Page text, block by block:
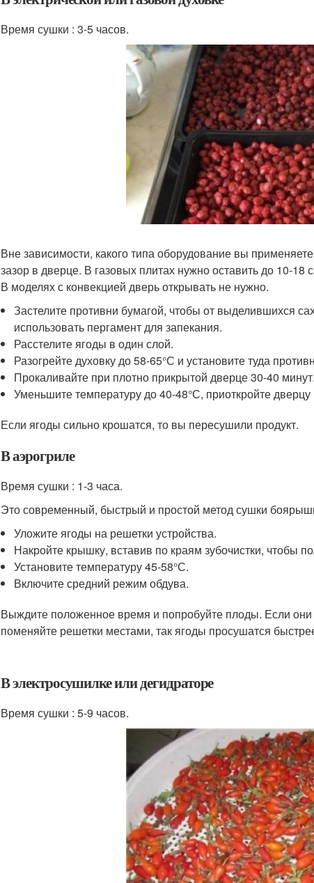
Время сушки : 3-5 часов.
Вне зависимости, какого типа оборудование вы
зазор в дверце. В газовых плитах нужно оставить до 10-18
В моделях с конвекцией дверь открывать не нужно.
Застелите противни бумагой, чтобы от выделившихся
использовать пергамент для запекания.
Расстелите ягоды в один слой.
Разогрейте духовку до 58-65°С и установите туда
Прокаливайте при плотно прикрытой дверце 30-40 минут.
Уменьшите температуру до 40-48°С, приоткройте дверцу
Если ягоды сильно крошатся, то вы пересушили продукт.
В аэрогриле
Время сушки : 1-3 часа.
Это современный, быстрый и простой метод сушки
Уложите ягоды на решетки устройства.
Накройте крышку, вставив по краям зубочистки, чтобы
Установите температуру 45-58°С.
Включите средний режим обдува.
Выждите положенное время и попробуйте плоды. Если
поменяйте решетки местами, так ягоды просушатся
В электросушилке или дегидраторе
Время сушки : 5-9 часов.